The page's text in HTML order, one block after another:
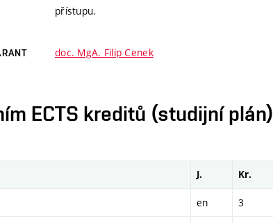
přístupu.
doc. MgA. Filip Cenek
ECTS kreditů (studijní plán)
J. Kr.
en 3